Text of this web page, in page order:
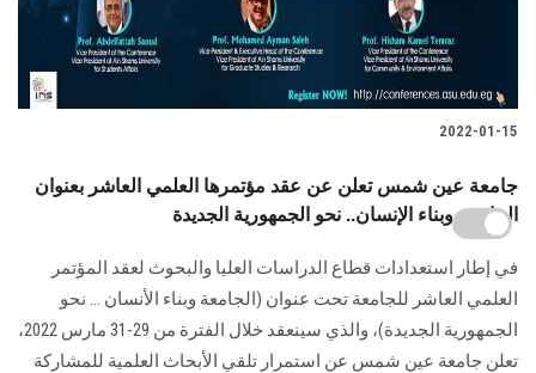
2022-01-15
جامعة عين شمس تعلن عن عقد مؤتمرها العلمي العاشر بعنوان
الجامعة وبناء الإنسان.. نحو الجمهورية الجديدة
في إطار استعدادات قطاع الدراسات العليا والبحوث لعقد المؤتمر
العلمي العاشر للجامعة تحت عنوان (الجامعة وبناء الأنسان ... نحو
الجمهورية الجديدة)، والذي سينعقد خلال الفترة من 29-31 مارس 2022،
تعلن جامعة عين شمس عن استمرار تلقي الأبحاث العلمية للمشاركة